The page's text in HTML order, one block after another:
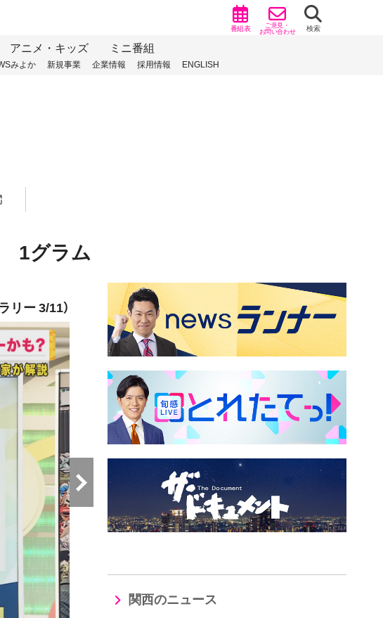
番組表 ご意見・
お問い合わせ 検索
アニメ・キッズ ミニ番組
みよか 新規事業 企業情報 採用情報 ENGLISH
1グラム
リー 3/11）
関西のニュース